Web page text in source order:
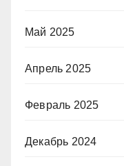
Май 2025
Апрель 2025
Февраль 2025
Декабрь 2024